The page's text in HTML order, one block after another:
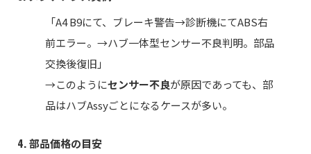
「A4 B9にて、ブレーキ警告→診断機にてABS右
前エラー。→ハブ一体型センサー不良判明。部品
交換後復旧」
→このようにセンサー不良が原因であっても、部
品はハブAssyごとになるケースが多い。
4. 部品価格の目安